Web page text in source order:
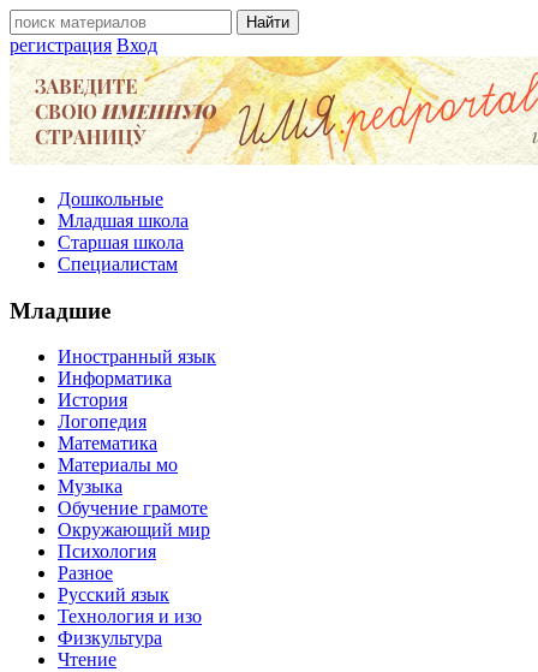
регистрация Вход
Дошкольные
Младшая школа
Старшая школа
Специалистам
Младшие
Иностранный язык
Информатика
История
Логопедия
Математика
Материалы мо
Музыка
Обучение грамоте
Окружающий мир
Психология
Разное
Русский язык
Технология и изо
Физкультура
Чтение